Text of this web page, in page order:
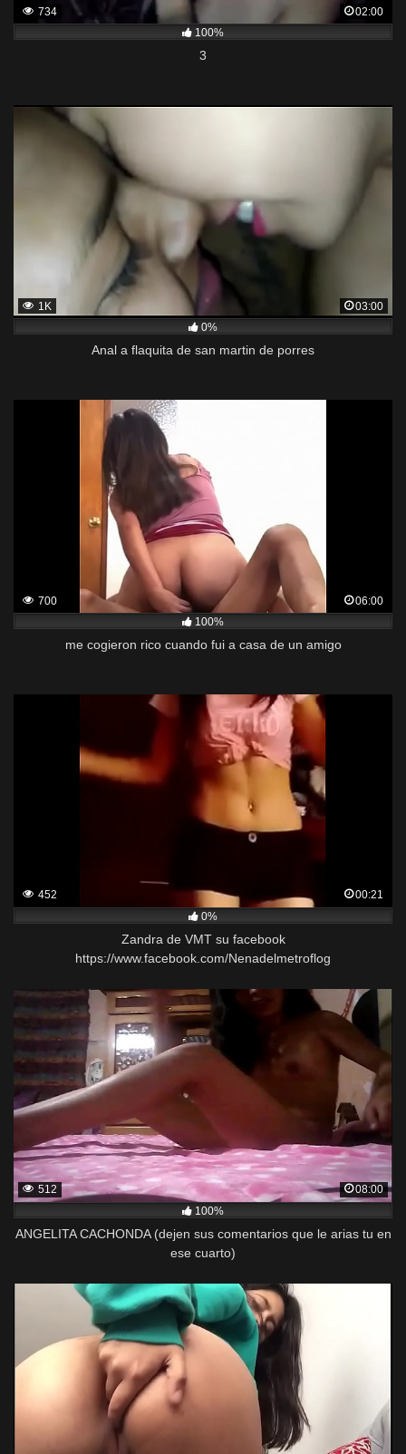
734
02:00
100%
3
1K
03:00
0%
Anal a flaquita de san martin de porres
700
06:00
100%
me cogieron rico cuando fui a casa de un amigo
452
00:21
0%
Zandra de VMT su facebook
https://www.facebook.com/Nenadelmetroflog
512
08:00
100%
ANGELITA CACHONDA (dejen sus comentarios que le arias tu en
ese cuarto)